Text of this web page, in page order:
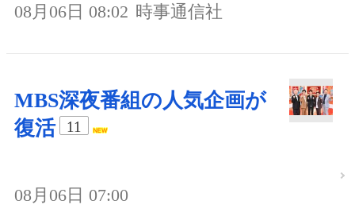
08月06日 08:02 時事通信社
MBS深夜番組の人気企画が
復活
11
08月06日 07:00